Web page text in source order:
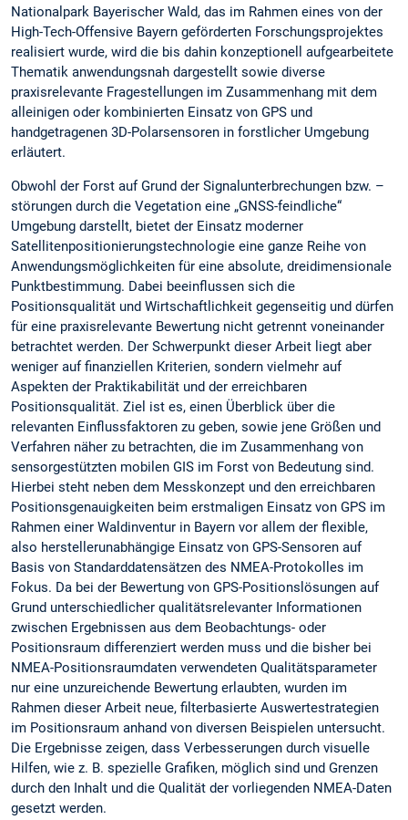
Nationalpark Bayerischer Wald, das im Rahmen eines von der
High-Tech-Offensive Bayern geförderten Forschungsprojektes
realisiert wurde, wird die bis dahin konzeptionell aufgearbeitete
Thematik anwendungsnah dargestellt sowie diverse
praxisrelevante Fragestellungen im Zusammenhang mit dem
alleinigen oder kombinierten Einsatz von GPS und
handgetragenen 3D-Polarsensoren in forstlicher Umgebung
erläutert.
Obwohl der Forst auf Grund der Signalunterbrechungen bzw. –
störungen durch die Vegetation eine „GNSS-feindliche“
Umgebung darstellt, bietet der Einsatz moderner
Satellitenpositionierungstechnologie eine ganze Reihe von
Anwendungsmöglichkeiten für eine absolute, dreidimensionale
Punktbestimmung. Dabei beeinflussen sich die
Positionsqualität und Wirtschaftlichkeit gegenseitig und dürfen
für eine praxisrelevante Bewertung nicht getrennt voneinander
betrachtet werden. Der Schwerpunkt dieser Arbeit liegt aber
weniger auf finanziellen Kriterien, sondern vielmehr auf
Aspekten der Praktikabilität und der erreichbaren
Positionsqualität. Ziel ist es, einen Überblick über die
relevanten Einflussfaktoren zu geben, sowie jene Größen und
Verfahren näher zu betrachten, die im Zusammenhang von
sensorgestützten mobilen GIS im Forst von Bedeutung sind.
Hierbei steht neben dem Messkonzept und den erreichbaren
Positionsgenauigkeiten beim erstmaligen Einsatz von GPS im
Rahmen einer Waldinventur in Bayern vor allem der flexible,
also herstellerunabhängige Einsatz von GPS-Sensoren auf
Basis von Standarddatensätzen des NMEA-Protokolles im
Fokus. Da bei der Bewertung von GPS-Positionslösungen auf
Grund unterschiedlicher qualitätsrelevanter Informationen
zwischen Ergebnissen aus dem Beobachtungs- oder
Positionsraum differenziert werden muss und die bisher bei
NMEA-Positionsraumdaten verwendeten Qualitätsparameter
nur eine unzureichende Bewertung erlaubten, wurden im
Rahmen dieser Arbeit neue, filterbasierte Auswertestrategien
im Positionsraum anhand von diversen Beispielen untersucht.
Die Ergebnisse zeigen, dass Verbesserungen durch visuelle
Hilfen, wie z. B. spezielle Grafiken, möglich sind und Grenzen
durch den Inhalt und die Qualität der vorliegenden NMEA-Daten
gesetzt werden.